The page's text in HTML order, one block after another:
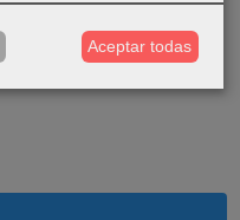
Aceptar todas